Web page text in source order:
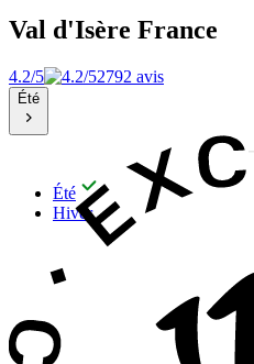
Val d'Isère France
4.2/5 2792 avis
Été
Été
Hiver